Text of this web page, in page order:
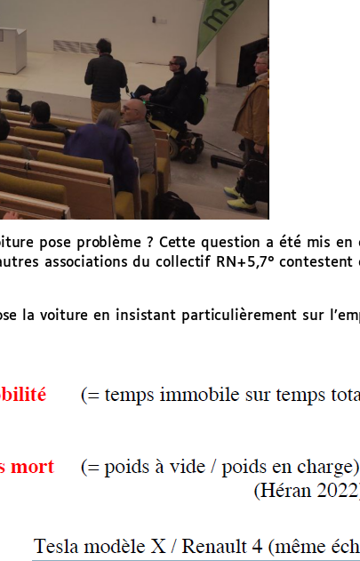
pose problème ? Cette question a été mis
associations du collectif RN+5,7° contestent
la voiture en insistant particulièrement sur